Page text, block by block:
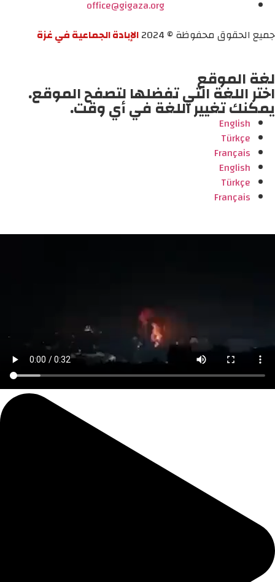
office@gigaza.org
جميع الحقوق محفوظة © 2024
الإبادة الجماعية في غزة
لغة الموقع
اختر اللغة التي تفضلها لتصفح الموقع.
يمكنك تغيير اللغة في أي وقت.
English
Türkçe
Français
English
Türkçe
Français